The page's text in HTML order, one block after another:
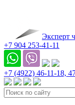
Эксперт
+7 904 253-41-11
+7 (4922) 46-11-18,